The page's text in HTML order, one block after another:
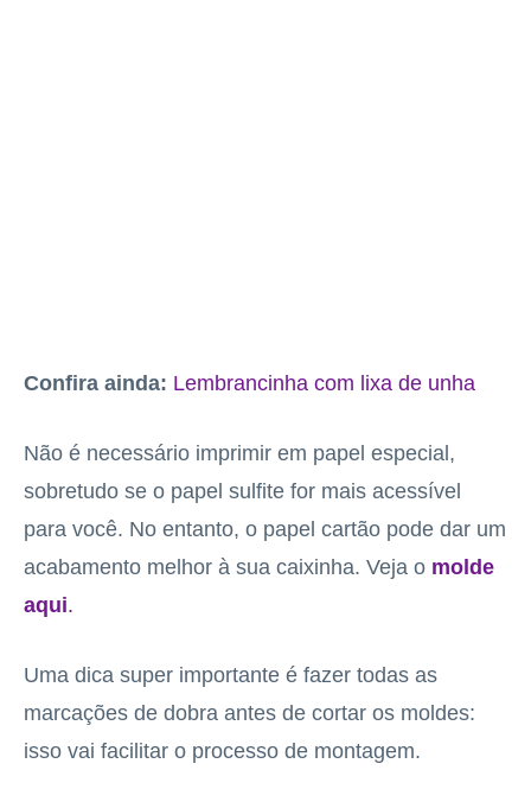
Confira ainda: Lembrancinha com lixa de unha
Não é necessário imprimir em papel especial,
sobretudo se o papel sulfite for mais acessível
para você. No entanto, o papel cartão pode dar um
acabamento melhor à sua caixinha. Veja o molde
aqui.
Uma dica super importante é fazer todas as
marcações de dobra antes de cortar os moldes:
isso vai facilitar o processo de montagem.